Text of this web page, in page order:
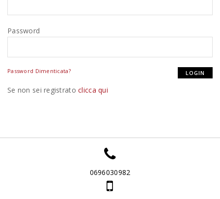
Password
Password Dimenticata?
Se non sei registratoclicca qui
0696030982